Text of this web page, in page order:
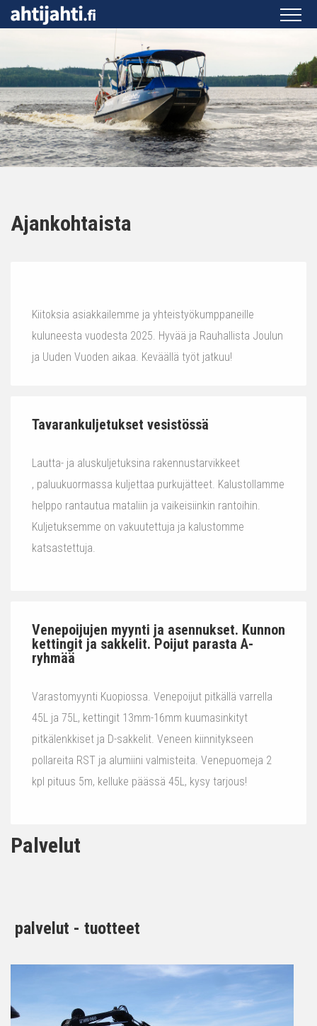
Ajankohtaista
Kiitoksia asiakkailemme ja yhteistyökumppaneille
kuluneesta vuodesta 2025. Hyvää ja Rauhallista Joulun
ja Uuden Vuoden aikaa. Keväällä työt jatkuu!
Tavarankuljetukset vesistössä
Lautta- ja aluskuljetuksina rakennustarvikkeet
, paluukuormassa kuljettaa purkujätteet. Kalustollamme
helppo rantautua mataliin ja vaikeisiinkin rantoihin.
Kuljetuksemme on vakuutettuja ja kalustomme
katsastettuja.
Venepoijujen myynti ja asennukset. Kunnon
kettingit ja sakkelit. Poijut parasta A-
ryhmää
Varastomyynti Kuopiossa. Venepoijut pitkällä varrella
45L ja 75L, kettingit 13mm-16mm kuumasinkityt
pitkälenkkiset ja D-sakkelit. Veneen kiinnitykseen
pollareita RST ja alumiini valmisteita. Venepuomeja 2
kpl pituus 5m, kelluke päässä 45L, kysy tarjous!
Palvelut
palvelut - tuotteet